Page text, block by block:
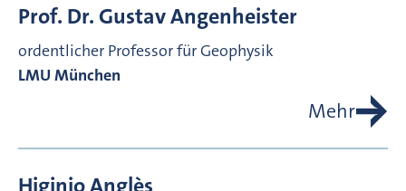
Prof. Dr.GustavAngenheister
ordentlicher Professor für Geophysik
LMU München
Mehr